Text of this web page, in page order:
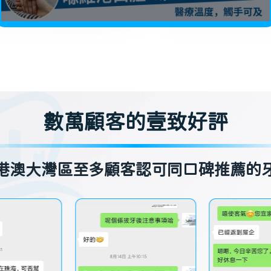
數萬顧客的壹致好評
澳大灣區至多顧客認可同口碑推薦的